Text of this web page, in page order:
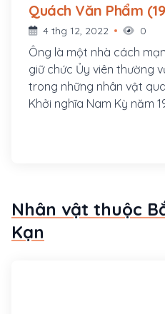
4 thg 12, 2022 0
Ông là một nhà cách
giữ chức Ủy viên thường
trong những nhân vật
Khởi nghĩa Nam Kỳ năm
Nhân vật thuộc
Kạn